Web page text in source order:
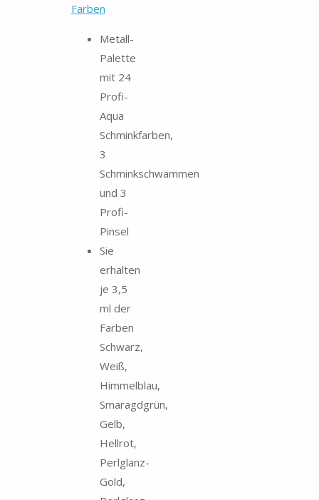
Farben
Metall-
Palette
mit 24
Profi-
Aqua
Schminkfarben,
3
Schminkschwämmen
und 3
Profi-
Pinsel
Sie
erhalten
je 3,5
ml der
Farben
Schwarz,
Weiß,
Himmelblau,
Smaragdgrün,
Gelb,
Hellrot,
Perlglanz-
Gold,